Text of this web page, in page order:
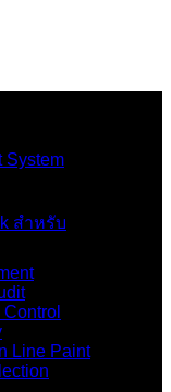
System
สำหรับ
Line Paint